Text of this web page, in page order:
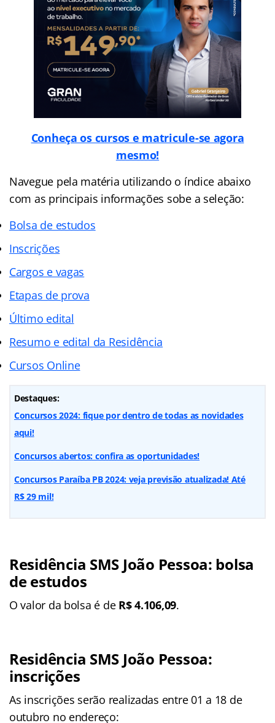
Conheça os cursos e matricule-se agora
mesmo!
Navegue pela matéria utilizando o índice abaixo
com as principais informações sobe a seleção:
Bolsa de estudos
Inscrições
Cargos e vagas
Etapas de prova
Último edital
Resumo e edital da Residência
Cursos Online
Destaques:
Concursos 2024: fique por dentro de todas as novidades
aqui!
Concursos abertos: confira as oportunidades!
Concursos Paraíba PB 2024: veja previsão atualizada! Até
R$ 29 mil!
Residência SMS João Pessoa: bolsa
de estudos
O valor da bolsa é de R$ 4.106,09.
Residência SMS João Pessoa:
inscrições
As inscrições serão realizadas entre 01 a 18 de
outubro no endereço: